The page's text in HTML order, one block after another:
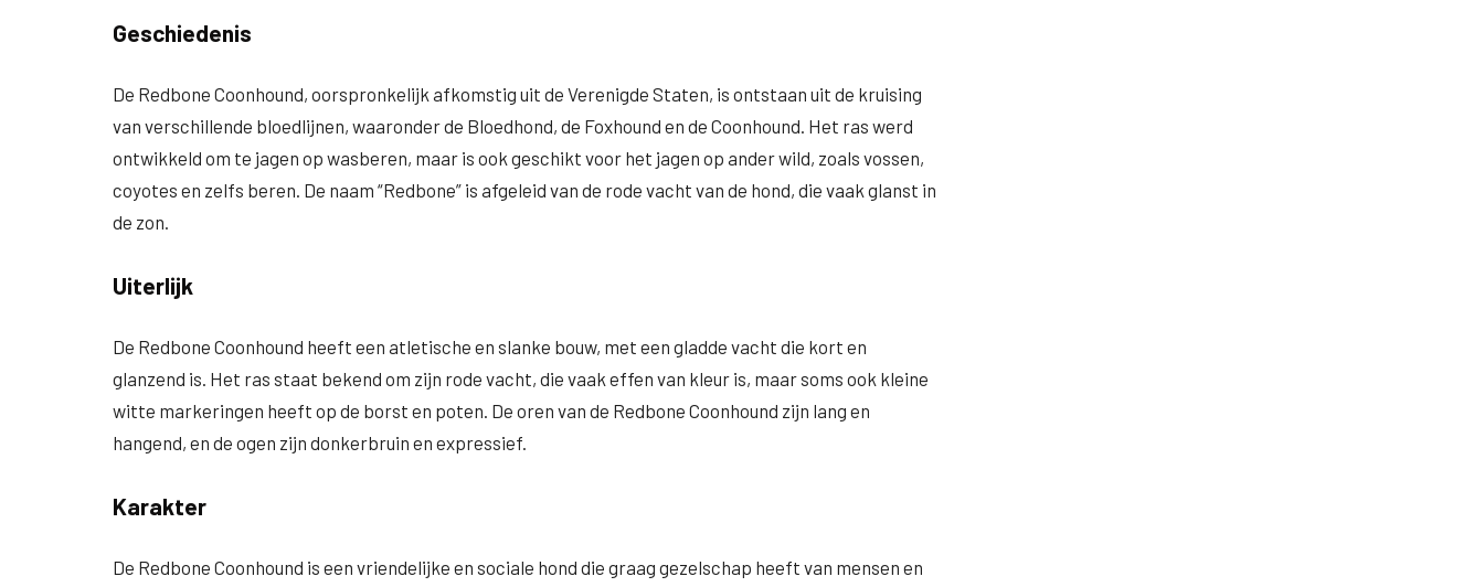
Geschiedenis
De Redbone Coonhound, oorspronkelijk afkomstig uit de Verenigde Staten, is ontstaan uit de kruising
van verschillende bloedlijnen, waaronder de Bloedhond, de Foxhound en de Coonhound. Het ras werd
ontwikkeld om te jagen op wasberen, maar is ook geschikt voor het jagen op ander wild, zoals vossen,
coyotes en zelfs beren. De naam “Redbone” is afgeleid van de rode vacht van de hond, die vaak glanst in
de zon.
Uiterlijk
De Redbone Coonhound heeft een atletische en slanke bouw, met een gladde vacht die kort en
glanzend is. Het ras staat bekend om zijn rode vacht, die vaak effen van kleur is, maar soms ook kleine
witte markeringen heeft op de borst en poten. De oren van de Redbone Coonhound zijn lang en
hangend, en de ogen zijn donkerbruin en expressief.
Karakter
De Redbone Coonhound is een vriendelijke en sociale hond die graag gezelschap heeft van mensen en